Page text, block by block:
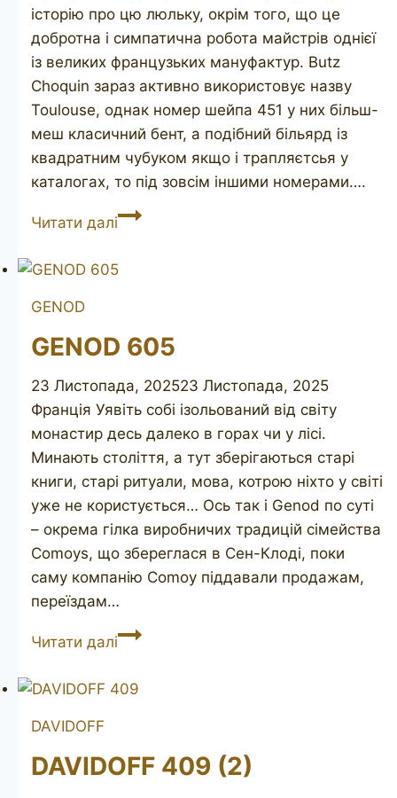
історію про цю люльку, окрім того, що це
добротна і симпатична робота майстрів однієї
із великих французьких мануфактур. Butz
Choquin зараз активно використовує назву
Toulouse, однак номер шейпа 451 у них більш-
меш класичний бент, а подібний більярд із
квадратним чубуком якщо і трапляєтсья у
каталогах, то під зовсім іншими номерами….
Читати даліTOULOUSE
GENOD
GENOD 605
23 Листопада, 202523 Листопада, 2025
Франція Уявіть собі ізольований від світу
монастир десь далеко в горах чи у лісі.
Минають століття, а тут зберігаються старі
книги, старі ритуали, мова, котрою ніхто у світі
уже не користується… Ось так і Genod по суті
– окрема гілка виробничих традицій сімейства
Comoys, що збереглася в Сен-Клоді, поки
саму компанію Comoy піддавали продажам,
переїздам…
Читати даліGENOD
DAVIDOFF
DAVIDOFF 409 (2)